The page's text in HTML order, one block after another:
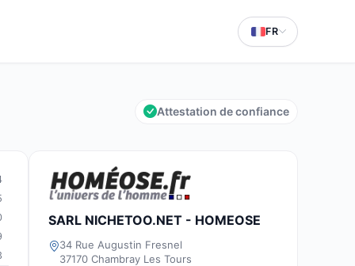
FR
Attestation de confiance
SARL NICHETOO.NET - HOMEOSE
34 Rue Augustin Fresnel
37170 Chambray Les Tours